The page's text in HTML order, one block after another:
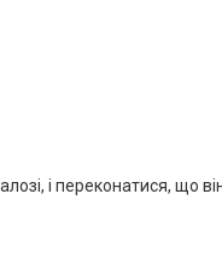
і переконатися, що він